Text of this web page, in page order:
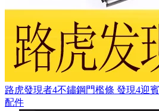
路虎發現者4不鏽鋼門檻條 發現4迎
配件